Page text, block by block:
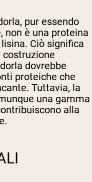
pur essendo
non è una proteina
Ciò significa
dovrebbe
proteiche che
Tuttavia, la
una gamma
alla